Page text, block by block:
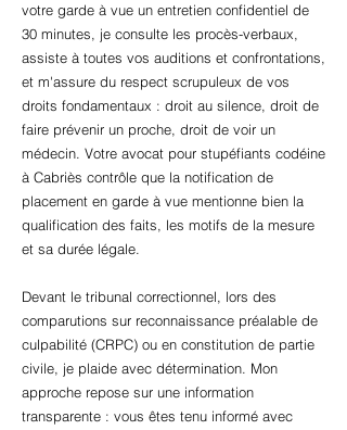
votre garde à vue un entretien confidentiel de
30 minutes, je consulte les procès-verbaux,
assiste à toutes vos auditions et confrontations,
et m'assure du respect scrupuleux de vos
droits fondamentaux : droit au silence, droit de
faire prévenir un proche, droit de voir un
médecin. Votre avocat pour stupéfiants codéine
à Cabriès contrôle que la notification de
placement en garde à vue mentionne bien la
qualification des faits, les motifs de la mesure
et sa durée légale.
Devant le tribunal correctionnel, lors des
comparutions sur reconnaissance préalable de
culpabilité (CRPC) ou en constitution de partie
civile, je plaide avec détermination. Mon
approche repose sur une information
transparente : vous êtes tenu informé avec